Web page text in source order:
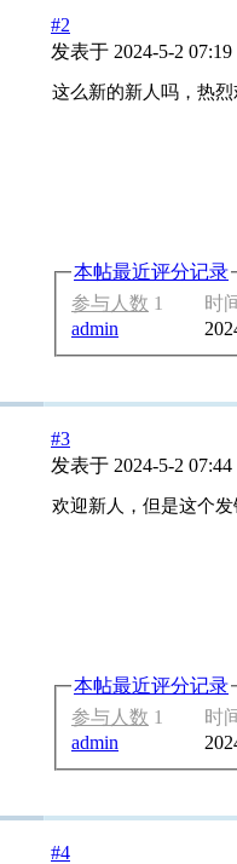
#2
发表于 2024-5-2 07:19
这么新的新人吗，热烈
本帖最近评分记录
参与人数 1 时
admin
#3
发表于 2024-5-2 07:44
欢迎新人，但是这个发
本帖最近评分记录
参与人数 1 时
admin
#4